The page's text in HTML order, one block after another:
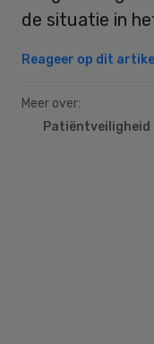
de situatie in
Reageer op dit artikel
Meer over:
Patiëntveiligheid